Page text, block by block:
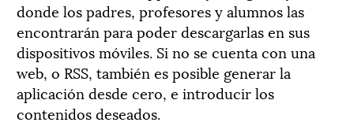
donde los padres, profesores y alumnos las
encontrarán para poder descargarlas en sus
dispositivos móviles. Si no se cuenta con una
web, o RSS, también es posible generar la
aplicación desde cero, e introducir los
contenidos deseados.